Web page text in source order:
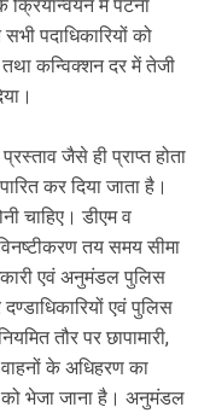
क्रियान्वयन में पटना
पदाधिकारियों को
तथा कन्विक्शन दर में तेजी
जैसे ही प्राप्त होता
कर दिया जाता है।
चाहिए। डीएम व
तय समय सीमा
एवं अनुमंडल पुलिस
एवं पुलिस
तौर पर छापामारी,
वाहनों के अधिहरण का
को भेजा जाना है। अनुमंडल